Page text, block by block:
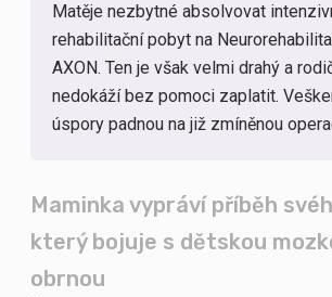
Matěje nezbytné absolvovat
rehabilitační pobyt na
AXON. Ten je však velmi drahý a
nedokáží bez pomoci zaplatit.
úspory padnou na již zmíněnou
Maminka vypráví příběh
který bojuje s dětskou
obrnou